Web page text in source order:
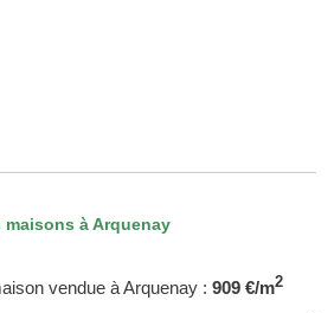
maisons à Arquenay
vendue à Arquenay : 909 €/m2